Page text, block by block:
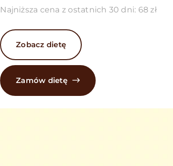
Najniższa cena z ostatnich 30 dni: 68 zł
Zobacz dietę
Zamów dietę